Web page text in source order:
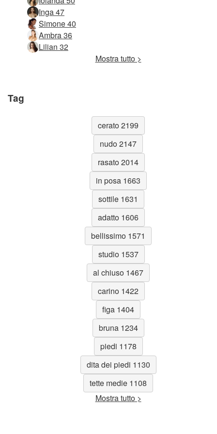
Inga 47
Simone 40
Ambra 36
Lilian 32
Mostra tutto >
Tag
cerato 2199
nudo 2147
rasato 2014
in posa 1663
sottile 1631
adatto 1606
bellissimo 1571
studio 1537
al chiuso 1467
carino 1422
figa 1404
bruna 1234
piedi 1178
dita dei piedi 1130
tette medie 1108
Mostra tutto >